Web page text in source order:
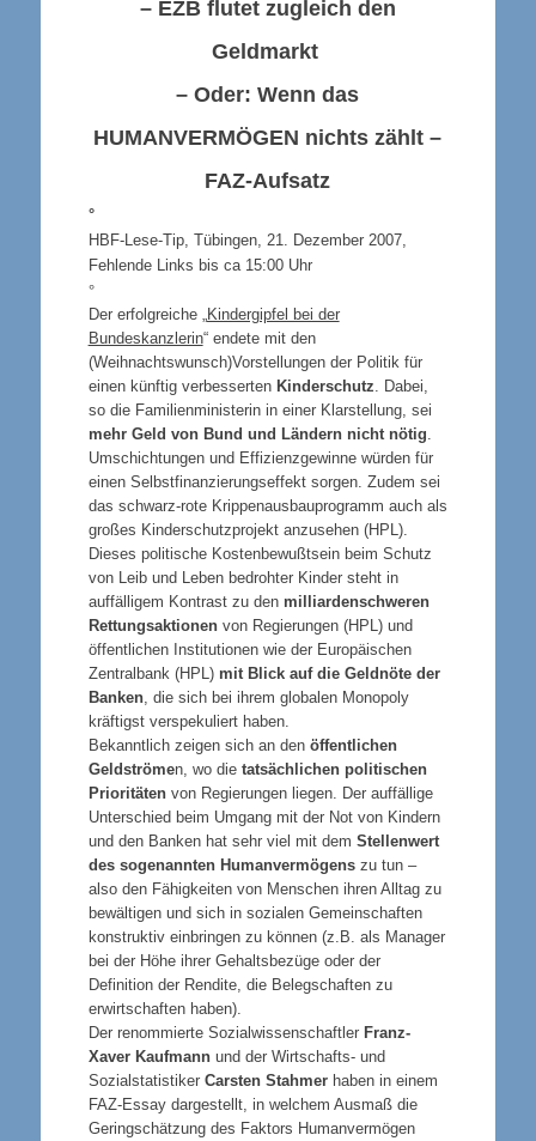
– EZB flutet zugleich den
Geldmarkt
– Oder: Wenn das
HUMANVERMÖGEN nichts zählt –
FAZ-Aufsatz
°
HBF-Lese-Tip, Tübingen, 21. Dezember 2007,
Fehlende Links bis ca 15:00 Uhr
°
Der erfolgreiche „ Kindergipfel bei der
Bundeskanzlerin“ endete mit den
(Weihnachtswunsch)Vorstellungen der Politik für
einen künftig verbesserten Kinderschutz . Dabei,
so die Familienministerin in einer Klarstellung, sei
mehr Geld von Bund und Ländern nicht nötig
Umschichtungen und Effizienzgewinne würden für
einen Selbstfinanzierungseffekt sorgen. Zudem sei
das schwarz-rote Krippenausbauprogramm auch als
großes Kinderschutzprojekt anzusehen (HPL).
Dieses politische Kostenbewußtsein beim Schutz
von Leib und Leben bedrohter Kinder steht in
auffälligem Kontrast zu den milliardenschweren
Rettungsaktionenvon Regierungen (HPL) und
öffentlichen Institutionen wie der Europäischen
Zentralbank (HPL) mit Blick auf die Geldnöte der
Banken, die sich bei ihrem globalen Monopoly
kräftigst verspekuliert haben.
Bekanntlich zeigen sich an den öffentlichen
Geldströmen, wo die tatsächlichen politischen
Prioritätenvon Regierungen liegen. Der auffällige
Unterschied beim Umgang mit der Not von Kindern
und den Banken hat sehr viel mit dem Stellenwert
des sogenannten Humanvermögenszu tun –
also den Fähigkeiten von Menschen ihren Alltag zu
bewältigen und sich in sozialen Gemeinschaften
konstruktiv einbringen zu können (z.B. als Manager
bei der Höhe ihrer Gehaltsbezüge oder der
Definition der Rendite, die Belegschaften zu
erwirtschaften haben).
Der renommierte Sozialwissenschaftler Franz-
Xaver Kaufmann und der Wirtschafts- und
Sozialstatistiker Carsten Stahmerhaben in einem
FAZ-Essay dargestellt, in welchem Ausmaß die
Geringschätzung des Faktors Humanvermögen